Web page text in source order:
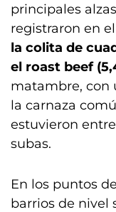
principales
registraron en el
la colita de
el roast beef
matambre, con
la carnaza
estuvieron
subas.
En los puntos
barrios de nivel